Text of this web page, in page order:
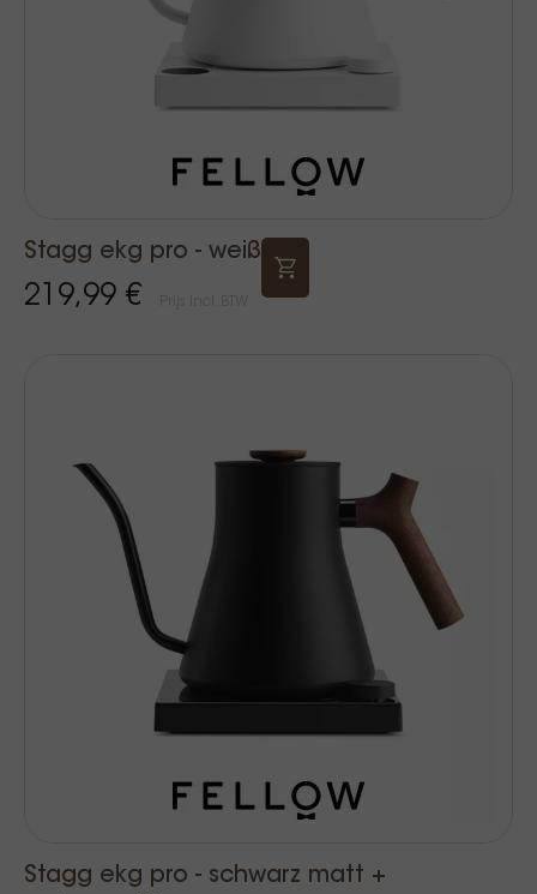
Stagg ekg pro - weiß
219,99 €
Stagg ekg pro - schwarz matt +